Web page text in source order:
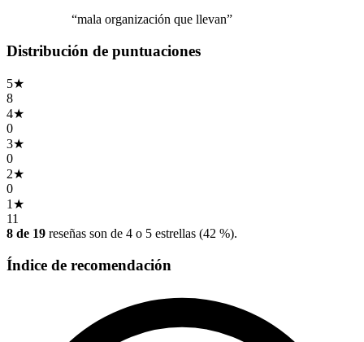
“mala organización que llevan”
Distribución de puntuaciones
5★
8
4★
0
3★
0
2★
0
1 ★
11
8 de 19 reseñas son de 4 o 5 estrellas (42 %).
Índice de recomendación